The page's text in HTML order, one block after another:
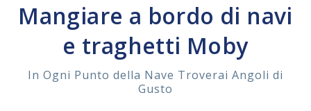
LA COMPAGNIA
ASSISTENZA
Mangiare a bordo di navi
e traghetti Moby
In Ogni Punto della Nave Troverai Angoli di
Gusto